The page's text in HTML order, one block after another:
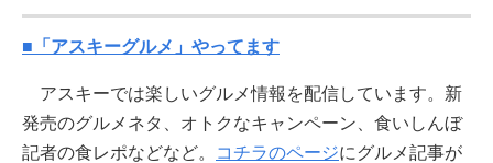
■「アスキーグルメ」やってます
アスキーでは楽しいグルメ情報を配信しています。新
発売のグルメネタ、オトクなキャンペーン、食いしんぼ
記者の食レポなどなど。
コチラのページにグルメ記事が